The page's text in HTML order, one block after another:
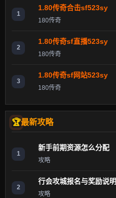
1
1.80传奇合击sf523sy
180传奇
2
1.80传奇sf直播523sy
180传奇
3
1.80传奇sf网站523sy
180传奇
最新攻略
1
新手前期资源怎么分配
攻略
2
行会攻城报名与奖励说明
攻略